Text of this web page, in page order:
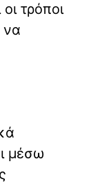
τρόποι
να
μέσω